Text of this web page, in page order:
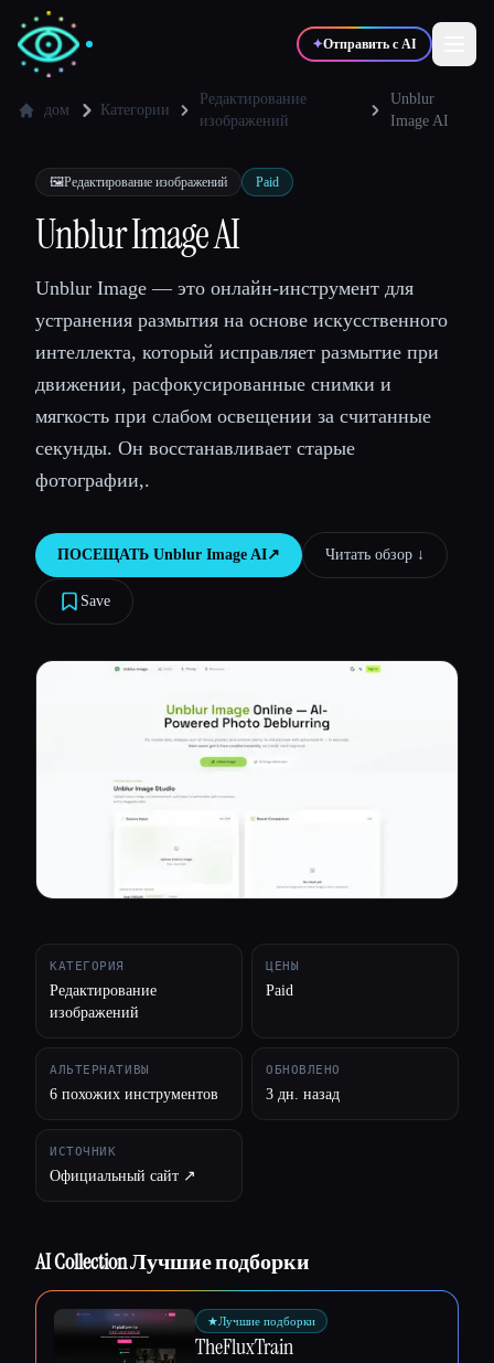
✦Отправить с AI
💻 Разработчики
🎓Студенты 🎬Креаторы
Сравнить инструменты
Все категории
О нас
дом Категории
Редактирование
изображений
Unblur
Image AI
🖼️Редактирование изображений Paid
Unblur Image AI
Unblur Image — это онлайн-инструмент для
устранения размытия на основе искусственного
интеллекта, который исправляет размытие при
движении, расфокусированные снимки и
мягкость при слабом освещении за считанные
секунды. Он восстанавливает старые
фотографии,.
ПОСЕЩАТЬ Unblur Image AI↗︎ Читать обзор ↓︎
Save
КАТЕГОРИЯ
Редактирование
изображений
ЦЕНЫ
Paid
АЛЬТЕРНАТИВЫ
6 похожих инструментов
ОБНОВЛЕНО
3 дн. назад
ИСТОЧНИК
Официальный сайт ↗︎
AI Collection Лучшие подборки
★Лучшие подборки
TheFluxTrain